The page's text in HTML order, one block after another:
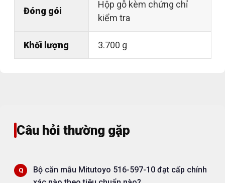
Đóng gói
Hộp gỗ kèm chứng chỉ
kiểm tra
Khối lượng 3.700 g
Câu hỏi thường gặp
Bộ căn mẫu Mitutoyo 516-597-10 đạt cấp chính